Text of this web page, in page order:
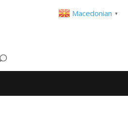
Macedonian ▼